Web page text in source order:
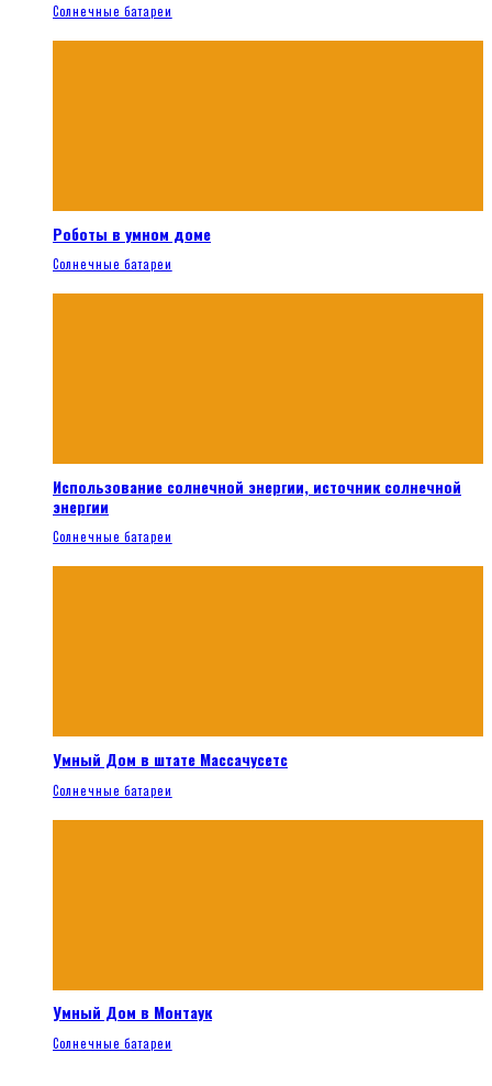
Солнечные батареи
Роботы в умном доме
Солнечные батареи
Использование солнечной энергии, источник солнечной
энергии
Солнечные батареи
Умный Дом в штате Массачусетс
Солнечные батареи
Умный Дом в Монтаук
Солнечные батареи